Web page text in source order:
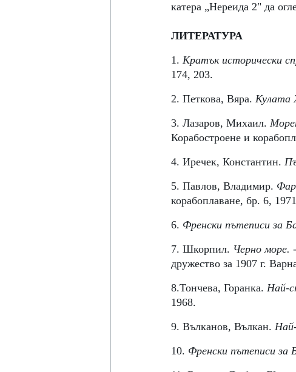
катера „Нереида 2" да
ЛИТЕРАТУРА
1. Кратък исторически
174, 203.
2. Петкова, Вяра. Кулата
3. Лазаров, Михаил.
Корабостроене и
4. Иречек, Константин.
5. Павлов, Владимир.
корабоплаване, бр. 6,
6. Френски пътеписи за
7. Шкорпил. Черно море.
дружество за 1907 г.
8.Тончева, Горанка. Най-
1968.
9. Вълканов, Вълкан.
10. Френски пътеписи за